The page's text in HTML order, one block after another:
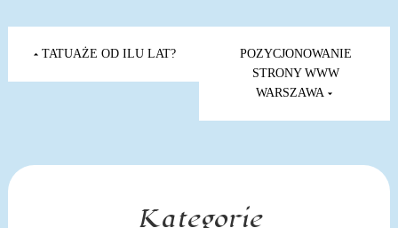
Nawigacja
wpisuTATUAŻE OD ILU LAT?
POZYCJONOWANIE
STRONY WWW
WARSZAWA
Kategorie